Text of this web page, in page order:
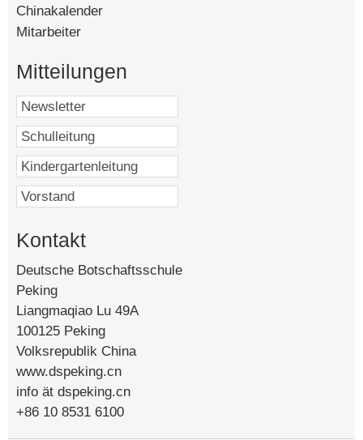
Chinakalender
Mitarbeiter
Mitteilungen
Kontakt
Deutsche Botschaftsschule
Peking
Liangmaqiao Lu 49A
100125 Peking
Volksrepublik China
www.dspeking.cn
info ät dspeking.cn
+86 10 8531 6100